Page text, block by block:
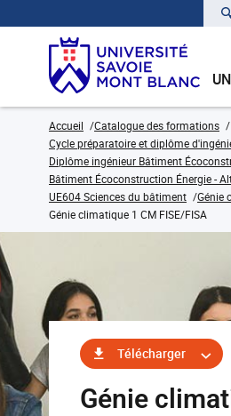
Accueil
Catalogue des formations
Cycle préparatoire et diplôme
Diplôme ingénieur Bâtiment
Bâtiment Écoconstruction Énergie -
UE604 Sciences du bâtiment
Génie
Génie climatique 1 CM FISE/FISA
Télécharger
Génie